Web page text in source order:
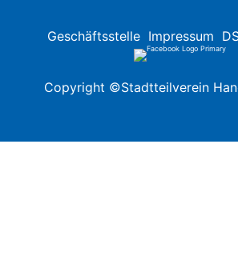
Geschäftsstelle Impressum
Copyright ©Stadtteilverein